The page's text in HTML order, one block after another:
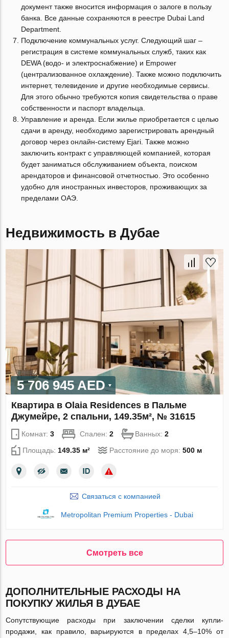
документ также вносится информация о залоге в пользу
банка. Все данные сохраняются в реестре Dubai Land
Department.
Подключение коммунальных услуг. Следующий шаг –
регистрация в системе коммунальных служб, таких как
DEWA (водо- и электроснабжение) и Empower
(централизованное охлаждение). Также можно подключить
интернет, телевидение и другие необходимые сервисы.
Для этого обычно требуются копия свидетельства о праве
собственности и паспорт владельца.
Управление и аренда. Если жилье приобретается с целью
сдачи в аренду, необходимо зарегистрировать арендный
договор через онлайн-систему Ejari. Также можно
заключить контракт с управляющей компанией, которая
будет заниматься обслуживанием объекта, поиском
арендаторов и финансовой отчетностью. Это особенно
удобно для иностранных инвесторов, проживающих за
пределами ОАЭ.
Недвижимость в Дубае
Смотреть все
5 706 945 AED
Квартира в Olaia Residences в Пальме
Джумейре, 2 спальни, 149.35м², № 31615
Комнат:3 Спален:2 Ванных:2
Площадь: 149.35 м² Расстояние до моря:500 м
Связаться с компанией
Metropolitan Premium Properties - Dubai
ДОПОЛНИТЕЛЬНЫЕ РАСХОДЫ НА
ПОКУПКУ ЖИЛЬЯ В ДУБАЕ
Сопутствующие расходы при заключении сделки купли-
продажи, как правило, варьируются в пределах 4,5–10% от